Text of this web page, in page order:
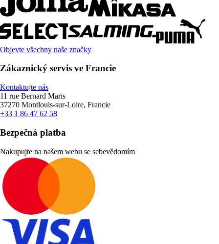
Objevte všechny naše značky
Zákaznický servis ve Francie
Kontaktujte nás
11 rue Bernard Maris
37270 Montlouis-sur-Loire, Francie
+33 1 86 47 62 58
Bezpečná platba
Nakupujte na našem webu se sebevědomím